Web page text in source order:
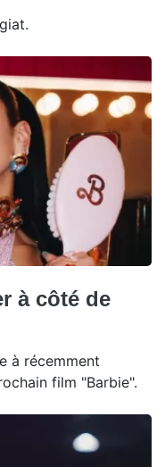
à côté de
à récemment
film "Barbie".